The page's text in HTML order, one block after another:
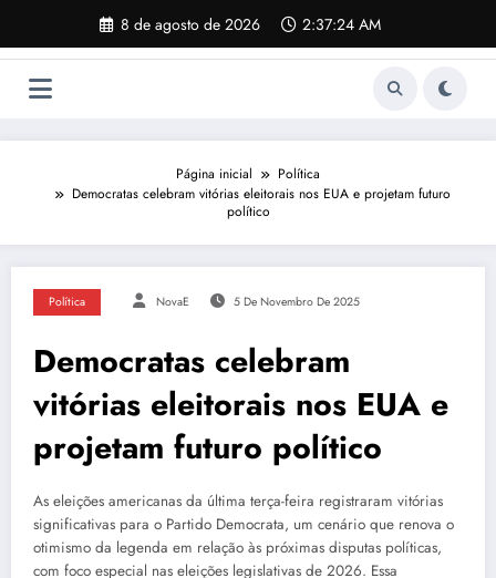
o
8 de agosto de 2026 2:37:24 AM
Página inicial
Política
Democratas celebram vitórias eleitorais nos EUA e projetam futuro
político
Política NovaE 5 De Novembro De 2025
Democratas celebram
vitórias eleitorais nos EUA e
projetam futuro político
As eleições americanas da última terça-feira registraram vitórias
significativas para o Partido Democrata, um cenário que renova o
otimismo da legenda em relação às próximas disputas políticas,
com foco especial nas eleições legislativas de 2026. Essa